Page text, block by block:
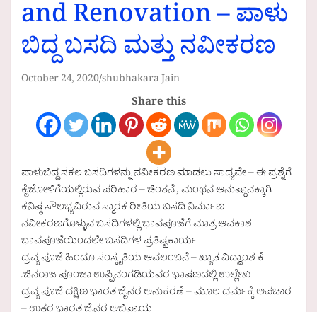
and Renovation – ಪಾಳು
ಬಿದ್ದ ಬಸದಿ ಮತ್ತು ನವೀಕರಣ
October 24, 2020shubhakara Jain
Share this
ಪಾಳುಬಿದ್ದ ಸಕಲ ಬಸದಿಗಳನ್ನು ನವೀಕರಣ ಮಾಡಲು ಸಾಧ್ಯವೇ – ಈ ಪ್ರಶ್ನೆಗೆ
ಕೈಜೋಳಿಗೆಯಲ್ಲಿರುವ ಪರಿಹಾರ – ಚಿಂತನೆ , ಮಂಥನ ಅನುಷ್ಠಾನಕ್ಕಾಗಿ
ಕನಿಷ್ಠ ಸೌಲಭ್ಯವಿರುವ ಸ್ಮಾರಕ ರೀತಿಯ ಬಸದಿ ನಿರ್ಮಾಣ
ನವೀಕರಣಗೊಳ್ಳುವ ಬಸದಿಗಳಲ್ಲಿ ಭಾವಪೂಜೆಗೆ ಮಾತ್ರ ಅವಕಾಶ
ಭಾವಪೂಜೆಯಿಂದಲೇ ಬಸದಿಗಳ ಪ್ರತಿಷ್ಟಕಾರ್ಯ
ದ್ರವ್ಯ ಪೂಜೆ ಹಿಂದೂ ಸಂಸ್ಕೃತಿಯ ಅವಲಂಬನೆ – ಖ್ಯಾತ ವಿದ್ವಾಂಶ ಕೆ
.ಜಿನರಾಜ ಪೂಂಜಾ ಉಪ್ಪಿನಂಗಡಿಯವರ ಭಾಷಣದಲ್ಲಿ ಉಲ್ಲೇಖ
ದ್ರವ್ಯ ಪೂಜೆ ದಕ್ಷಿಣ ಭಾರತ ಜೈನರ ಅನುಕರಣೆ – ಮೂಲ ಧರ್ಮಕ್ಕೆ ಅಪಚಾರ